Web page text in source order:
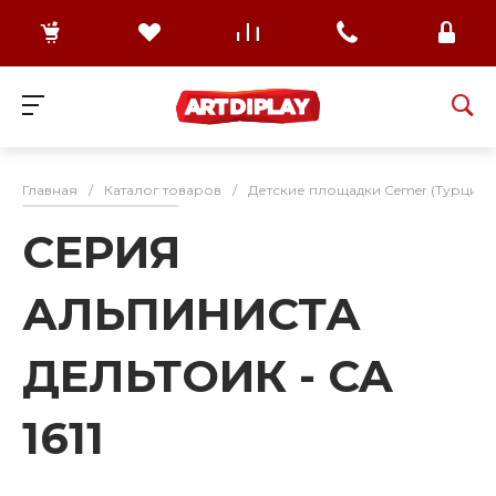
Главная / Каталог товаров / Детские площадки Cemer (Турция)
СЕРИЯ
АЛЬПИНИСТА
ДЕЛЬТОИК - CA
1611